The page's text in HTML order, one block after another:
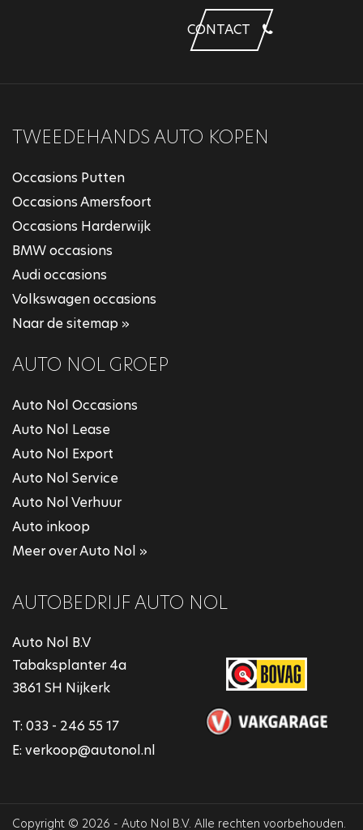
CONTACT
TWEEDEHANDS AUTO KOPEN
Occasions Putten
Occasions Amersfoort
Occasions Harderwijk
BMW occasions
Audi occasions
Volkswagen occasions
Naar de sitemap »
AUTO NOL GROEP
Auto Nol Occasions
Auto Nol Lease
Auto Nol Export
Auto Nol Service
Auto Nol Verhuur
Auto inkoop
Meer over Auto Nol »
AUTOBEDRIJF AUTO NOL
Auto Nol B.V
Tabaksplanter 4a
3861 SH Nijkerk
T: 033 - 246 55 17
E: verkoop@autonol.nl
Copyright © 2026 - Auto Nol B.V. Alle rechten voorbehouden.